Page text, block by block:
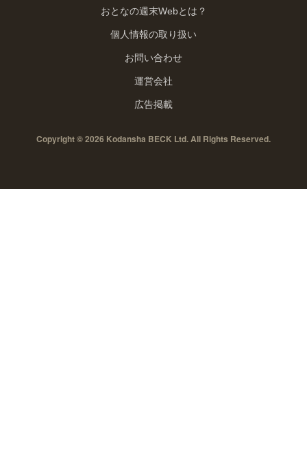
おとなの週末Webとは？
個人情報の取り扱い
お問い合わせ
運営会社
広告掲載
Copyright © 2026 Kodansha BECK Ltd. All Rights Reserved.